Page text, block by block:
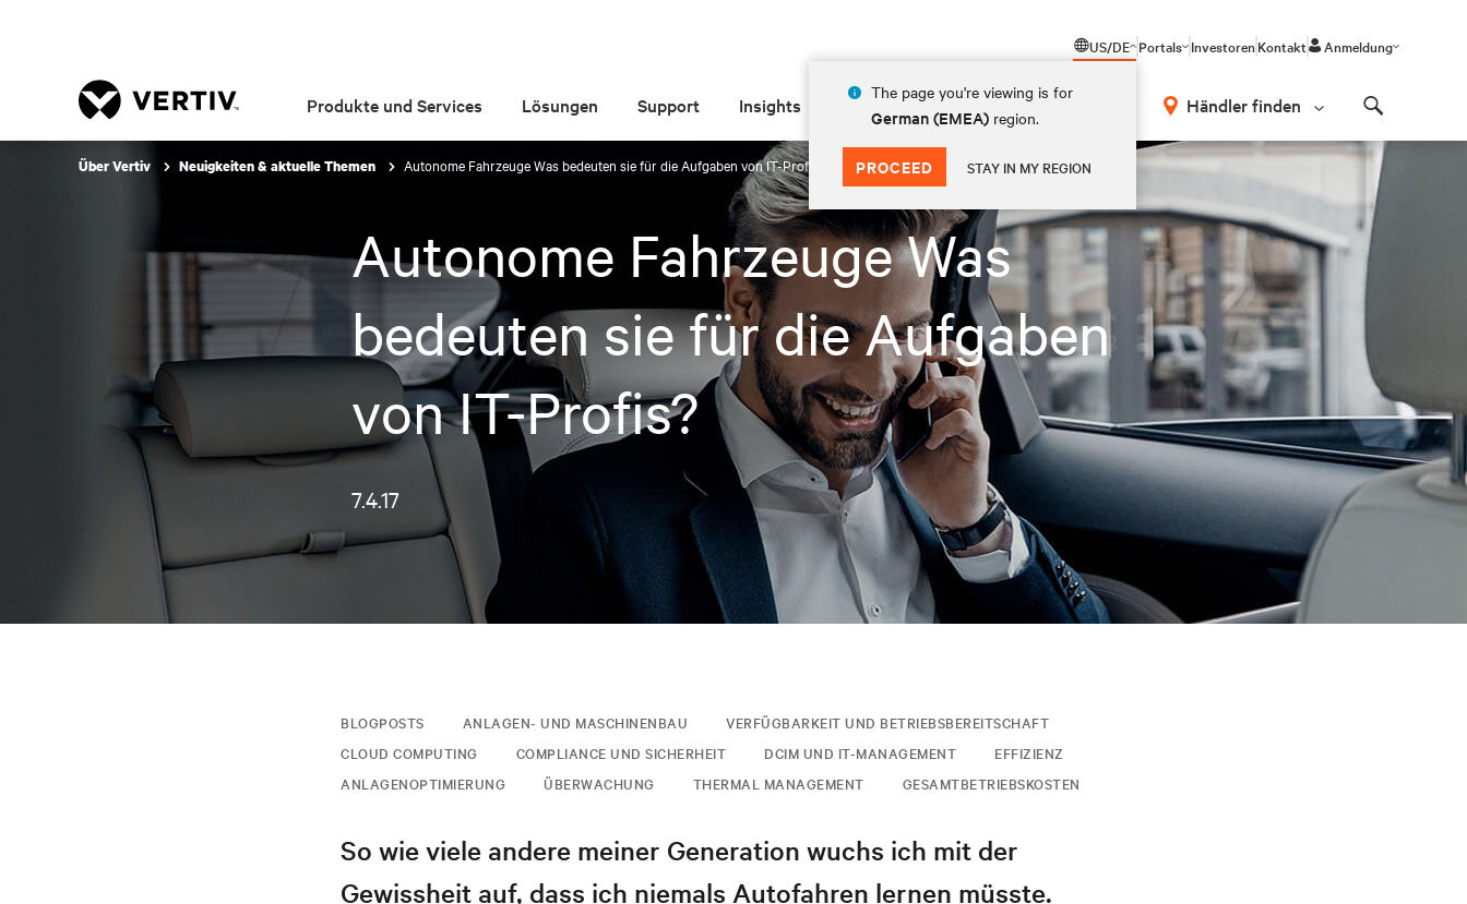
US/DE
The page you're viewing is for
German (EMEA) region.
PROCEED STAY IN MY REGION
Portals InvestorenKontakt Anmeldung
Produkte und Services Lösungen Support Insights Über Vertiv Händler finden
Über Vertiv Neuigkeiten & aktuelle Themen Autonome Fahrzeuge Was bedeuten sie für die Aufgaben von IT-Profis?
Autonome Fahrzeuge Was
bedeuten sie für die Aufgaben
von IT-Profis?
7.4.17
BLOGPOSTS ANLAGEN- UND MASCHINENBAU
VERFÜGBARKEIT UND BETRIEBSBEREITSCHAFT
CLOUD COMPUTING
COMPLIANCE UND SICHERHEIT DCIM UND IT-MANAGEMENT
EFFIZIENZ
ANLAGENOPTIMIERUNG
ÜBERWACHUNG THERMAL MANAGEMENT GESAMTBETRIEBSKOSTEN
So wie viele andere meiner Generation wuchs ich mit der
Gewissheit auf, dass ich niemals Autofahren lernen müsste.